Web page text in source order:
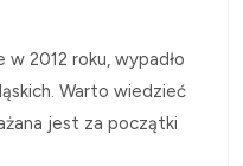
2012 roku, wypadło
Warto wiedzieć
jest za początki